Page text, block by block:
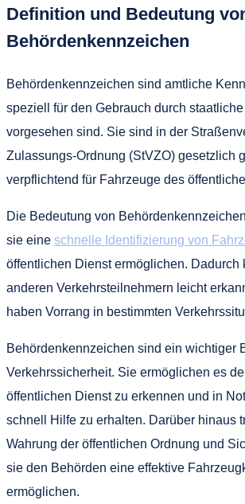
Definition und Bedeutung
Behördenkennzeichen
Behördenkennzeichen sind amtliche
speziell für den Gebrauch durch
vorgesehen sind. Sie sind in der
Zulassungs-Ordnung (StVZO) gesetzlich
verpflichtend für Fahrzeuge des
Die Bedeutung von
sie eine schnelle Identifizierung von
öffentlichen Dienst ermöglichen. Dadurch
anderen Verkehrsteilnehmern leicht
haben Vorrang in bestimmten
Behördenkennzeichen sind ein wichtiger
Verkehrssicherheit. Sie ermöglichen es
öffentlichen Dienst zu erkennen und in
schnell Hilfe zu erhalten. Darüber hinaus
Wahrung der öffentlichen Ordnung und
sie den Behörden eine effektive
ermöglichen.